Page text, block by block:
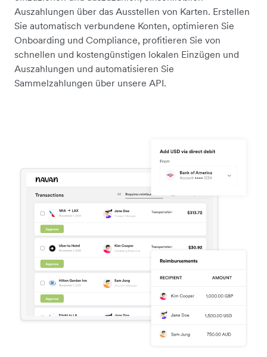
Auszahlungen über das Ausstellen von Karten. Erstellen
Sie automatisch verbundene Konten, optimieren Sie
Onboarding und Compliance, profitieren Sie von
schnellen und kostengünstigen lokalen Einzügen und
Auszahlungen und automatisieren Sie
Sammelzahlungen über unsere API.